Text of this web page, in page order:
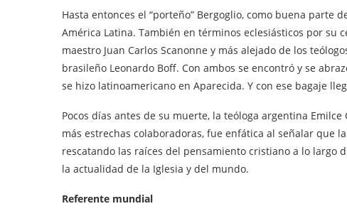
Hasta entonces el “porteño” Bergoglio, como buena parte
América Latina. También en términos eclesiásticos por su
maestro Juan Carlos Scanonne y más alejado de los
brasileño Leonardo Boff. Con ambos se encontró y se
se hizo latinoamericano en Aparecida. Y con ese bagaje
Pocos días antes de su muerte, la teóloga argentina
más estrechas colaboradoras, fue enfática al señalar que
rescatando las raíces del pensamiento cristiano a lo largo
la actualidad de la Iglesia y del mundo.
Referente mundial